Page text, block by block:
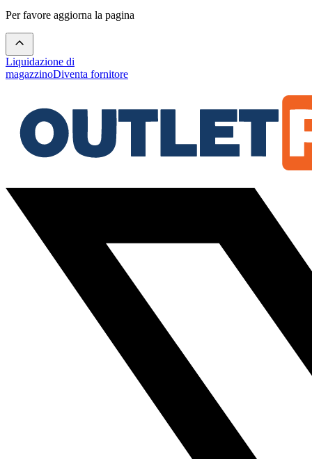
Per favore aggiorna la pagina
Liquidazione di
magazzinoDiventa fornitore